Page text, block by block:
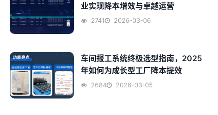
业实现降本增效与卓越运营
2741 2026-03-06
车间报工系统终极选型指南，2025
年如何为成长型工厂降本提效
2684 2026-03-05